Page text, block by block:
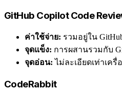
GitHub Copilot Code
ค่าใช้จ่าย: รวมอยู่ใน
จุดแข็ง: การผสานรวมกับ
จุดอ่อน: ไม่ละเอียดเท่าเครื่
CodeRabbit